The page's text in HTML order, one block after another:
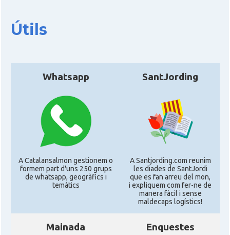
Castells
Útils
Whatsapp
A Catalansalmon gestionem o
formem part d'uns 250 grups
de whatsapp, geogràfics i
temàtics
SantJording
A Santjording.com reunim
les diades de SantJordi
que es fan arreu del mon,
i expliquem com fer-ne de
manera fàcil i sense
maldecaps logí­stics!
Mainada Enquestes